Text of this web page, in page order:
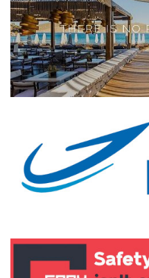
Ελληνικά English